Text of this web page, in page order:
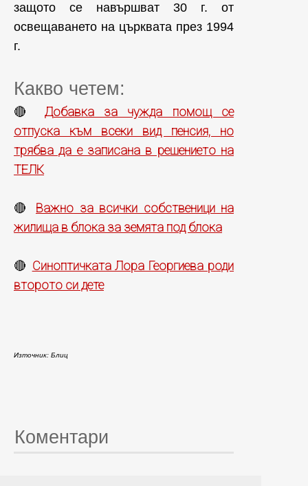
защото се навършват 30 г. от
освещаването на църквата през 1994
г.
Какво четем:
🔴 Добавка за чужда помощ се
отпуска към всеки вид пенсия, но
трябва да е записана в решението на
ТЕЛК
🔴 Важно за всички собственици на
жилища в блока за земята под блока
🔴 Синоптичката Лора Георгиева роди
второто си дете
Източник: Блиц
Коментари